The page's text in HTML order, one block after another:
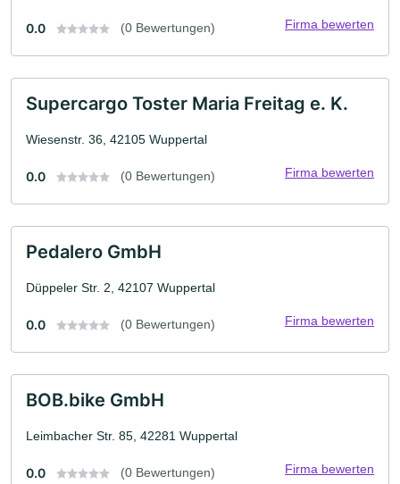
0.0 (0 Bewertungen) Firma bewerten
Supercargo Toster Maria Freitag e. K.
Wiesenstr. 36, 42105 Wuppertal
0.0 (0 Bewertungen) Firma bewerten
Pedalero GmbH
Düppeler Str. 2, 42107 Wuppertal
0.0 (0 Bewertungen) Firma bewerten
BOB.bike GmbH
Leimbacher Str. 85, 42281 Wuppertal
0.0 (0 Bewertungen) Firma bewerten